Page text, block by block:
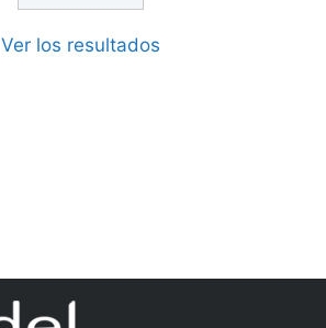
Ver los resultados